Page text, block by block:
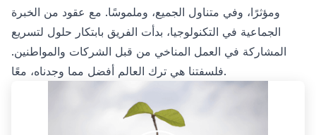
ومؤثرًا، وفي متناول الجميع، وملموسًا. مع عقود من الخبرة
الجماعية في التكنولوجيا، بدأت الفريق بابتكار حلول لتسريع
المشاركة في العمل المناخي من قبل الشركات والمواطنين.
فلسفتنا هي ترك العالم أفضل مما وجدناه، معًا.